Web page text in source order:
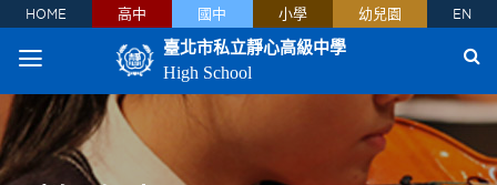
HOME 高中 國中 小學 幼兒園 EN
臺北市私立靜心高級中學
High School